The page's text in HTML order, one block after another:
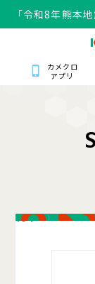
「令和8年熊本
カメクロ
アプリ
S
104